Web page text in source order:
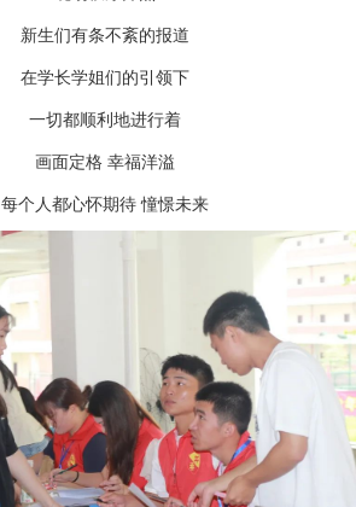
新生们有条不紊的报道
在学长学姐们的引领下
一切都顺利地进行着
画面定格 幸福洋溢
每个人都心怀期待 憧憬未来